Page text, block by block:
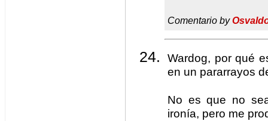
Comentario by
Wardog, por qué
en un pararrayos
No es que no
ironía, pero me